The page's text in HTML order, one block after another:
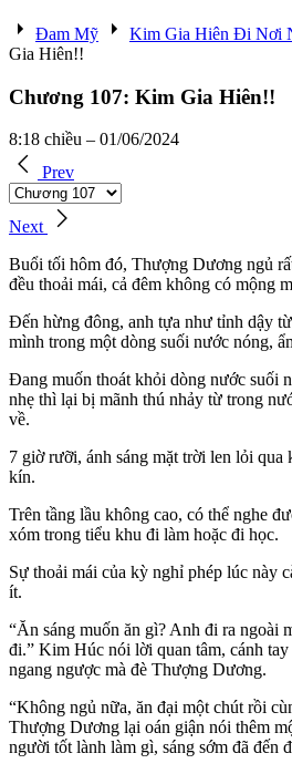
Đam Mỹ Kim Gia Hiên Đi Nơi
Gia Hiên!!
Chương 107: Kim Gia Hiên!!
8:18 chiều – 01/06/2024
Prev
Next
Buổi tối hôm đó, Thượng Dương ngủ
đều thoải mái, cả đêm không có mộng
Đến hừng đông, anh tựa như tỉnh dậy
mình trong một dòng suối nước nóng,
Đang muốn thoát khỏi dòng nước suối
nhẹ thì lại bị mãnh thú nhảy từ trong
về.
7 giờ rưỡi, ánh sáng mặt trời len lỏi qua
kín.
Trên tầng lầu không cao, có thể nghe
xóm trong tiểu khu đi làm hoặc đi học.
Sự thoải mái của kỳ nghỉ phép lúc này
ít.
“Ăn sáng muốn ăn gì? Anh đi ra ngoài
đi.” Kim Húc nói lời quan tâm, cánh
ngang ngược mà đè Thượng Dương.
“Không ngủ nữa, ăn đại một chút rồi
Thượng Dương lại oán giận nói thêm
người tốt lành làm gì, sáng sớm đã đến